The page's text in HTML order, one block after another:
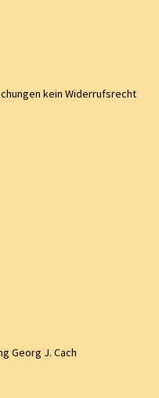
kein Widerrufsrecht
Georg J. Cach